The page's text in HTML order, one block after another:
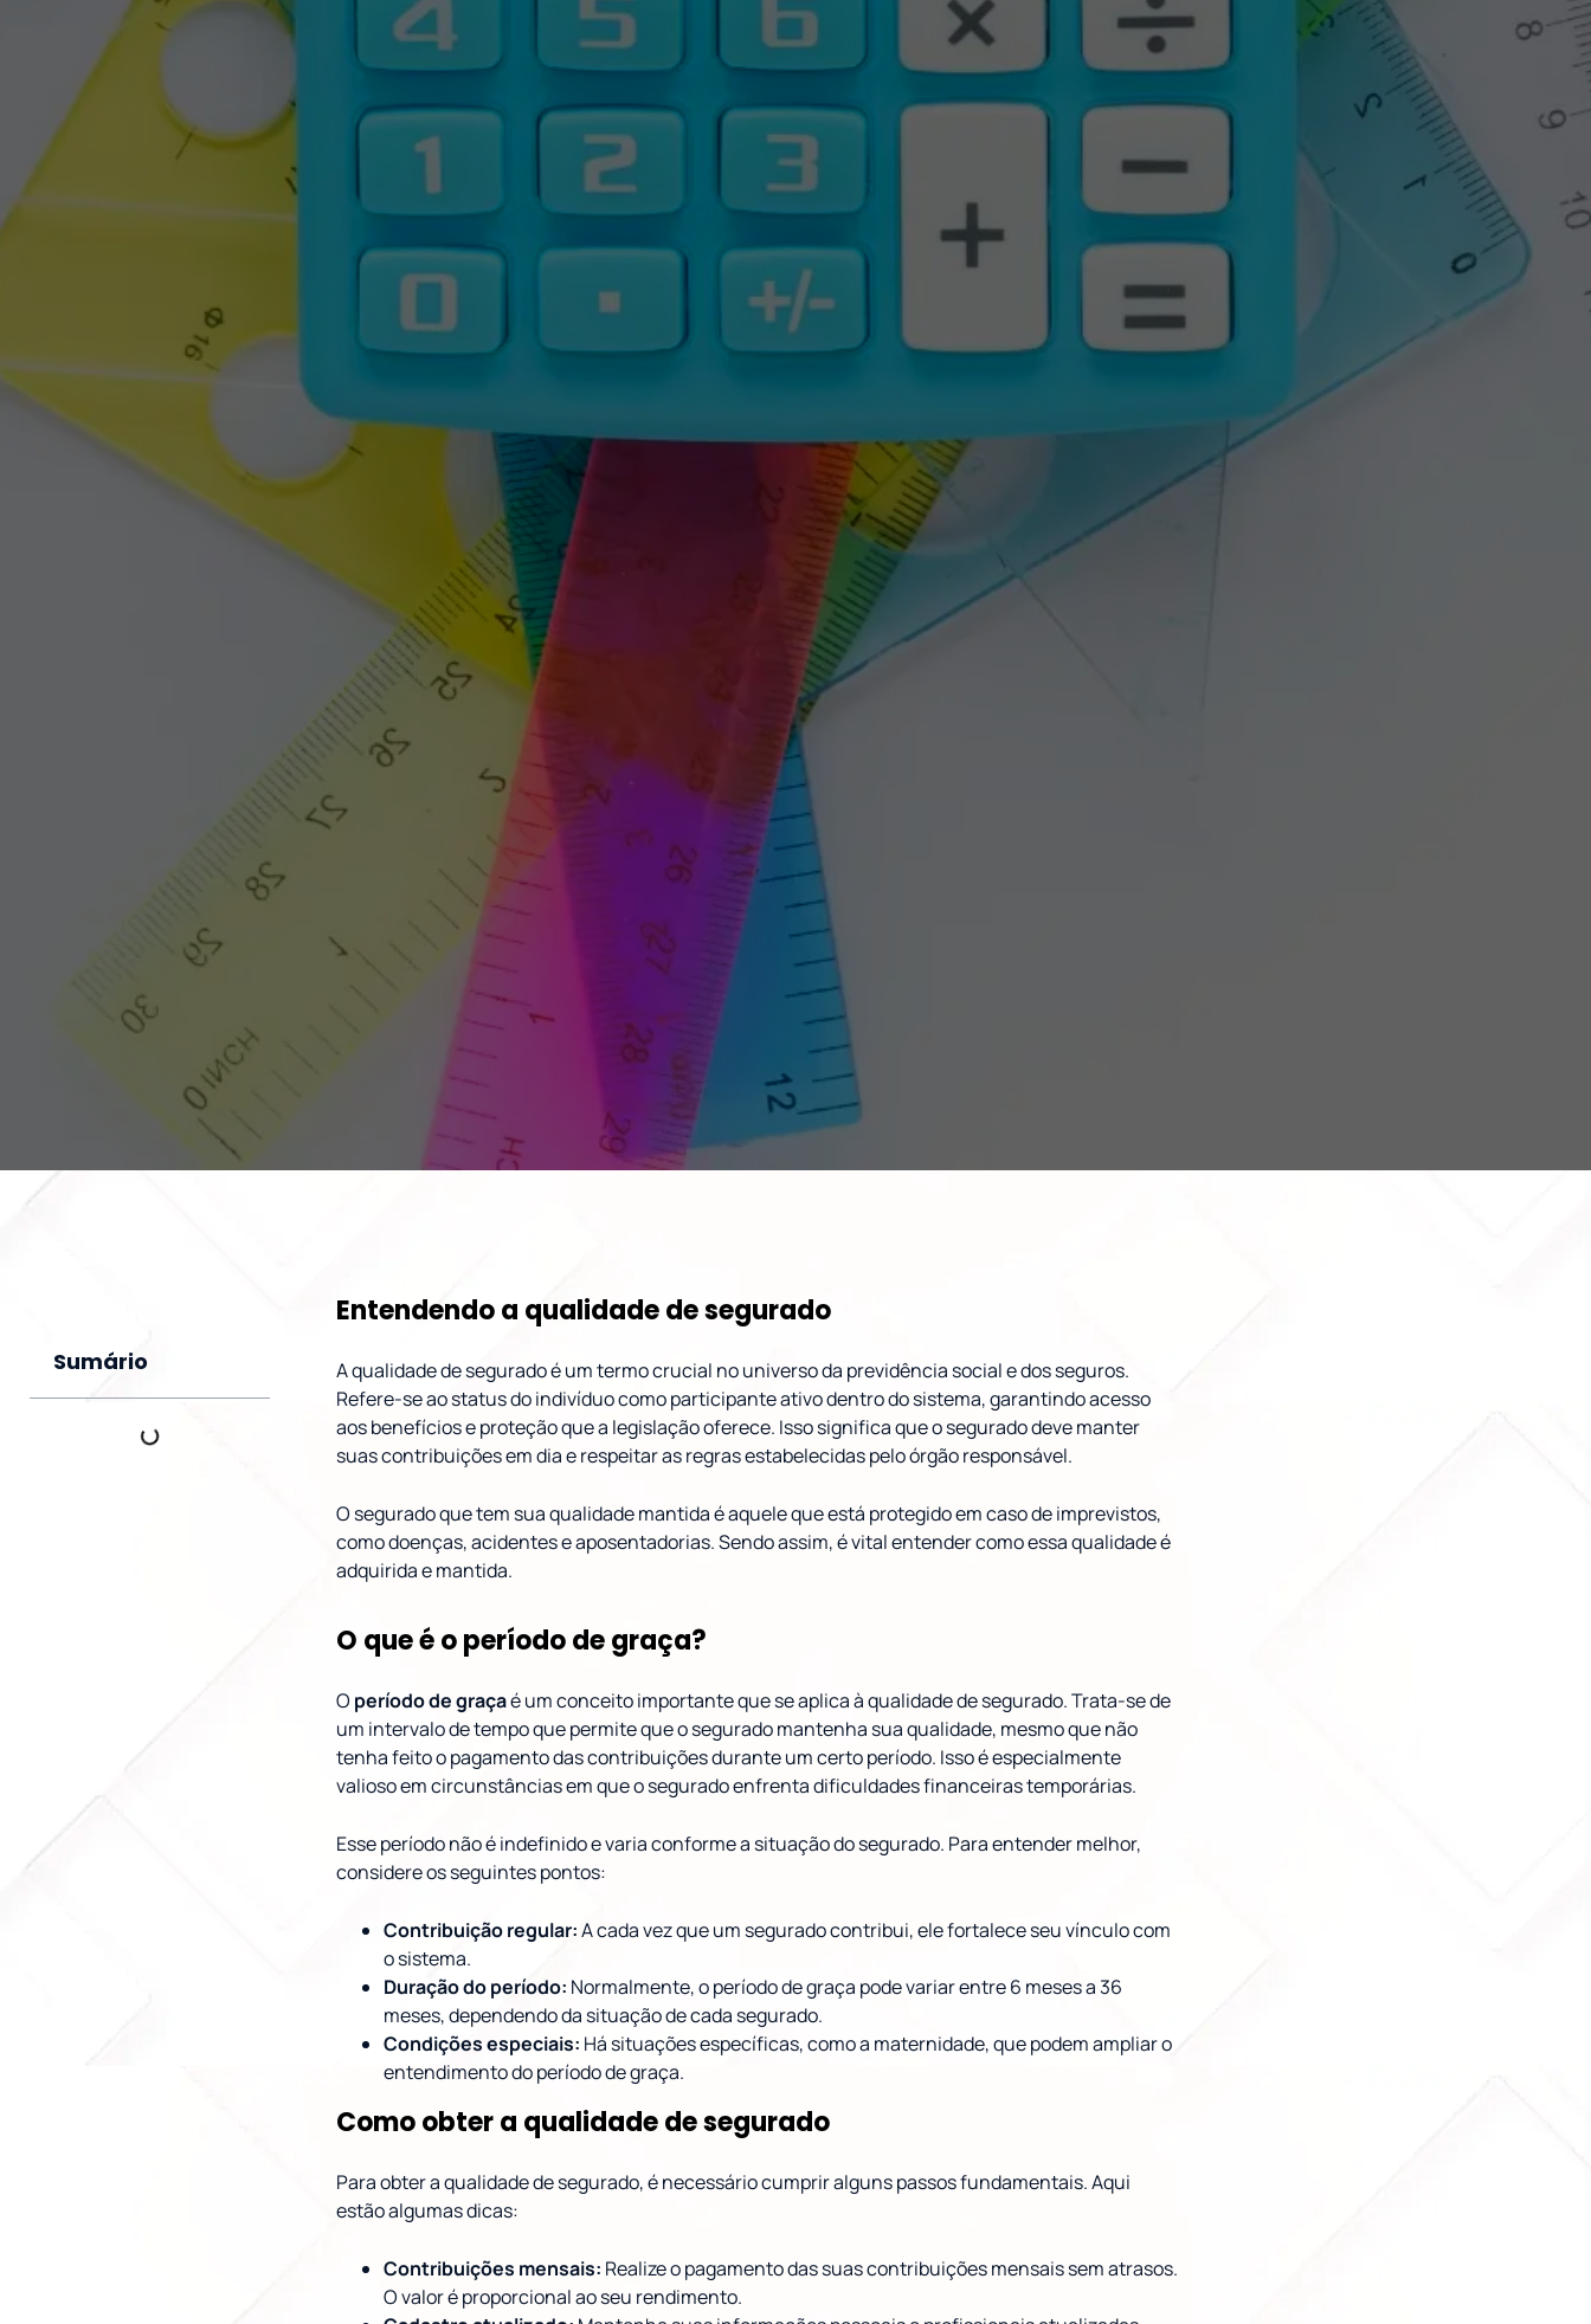
Sumário
Entendendo a qualidade de segurado
A qualidade de segurado é um termo crucial no universo da previdência social e dos seguros.
Refere-se ao status do indivíduo como participante ativo dentro do sistema, garantindo acesso
aos benefícios e proteção que a legislação oferece. Isso significa que o segurado deve manter
suas contribuições em dia e respeitar as regras estabelecidas pelo órgão responsável.
O segurado que tem sua qualidade mantida é aquele que está protegido em caso de imprevistos,
como doenças, acidentes e aposentadorias. Sendo assim, é vital entender como essa qualidade é
adquirida e mantida.
O que é o período de graça?
O período de graçaé um conceito importante que se aplica à qualidade de segurado. Trata-se de
um intervalo de tempo que permite que o segurado mantenha sua qualidade, mesmo que não
tenha feito o pagamento das contribuições durante um certo período. Isso é especialmente
valioso em circunstâncias em que o segurado enfrenta dificuldades financeiras temporárias.
Esse período não é indefinido e varia conforme a situação do segurado. Para entender melhor,
considere os seguintes pontos:
Contribuição regular:A cada vez que um segurado contribui, ele fortalece seu vínculo com
o sistema.
Duração do período: Normalmente, o período de graça pode variar entre 6 meses a 36
meses, dependendo da situação de cada segurado.
Condições especiais: Há situações específicas, como a maternidade, que podem ampliar o
entendimento do período de graça.
Como obter a qualidade de segurado
Para obter a qualidade de segurado, é necessário cumprir alguns passos fundamentais. Aqui
estão algumas dicas:
Contribuições mensais: Realize o pagamento das suas contribuições mensais sem atrasos.
O valor é proporcional ao seu rendimento.